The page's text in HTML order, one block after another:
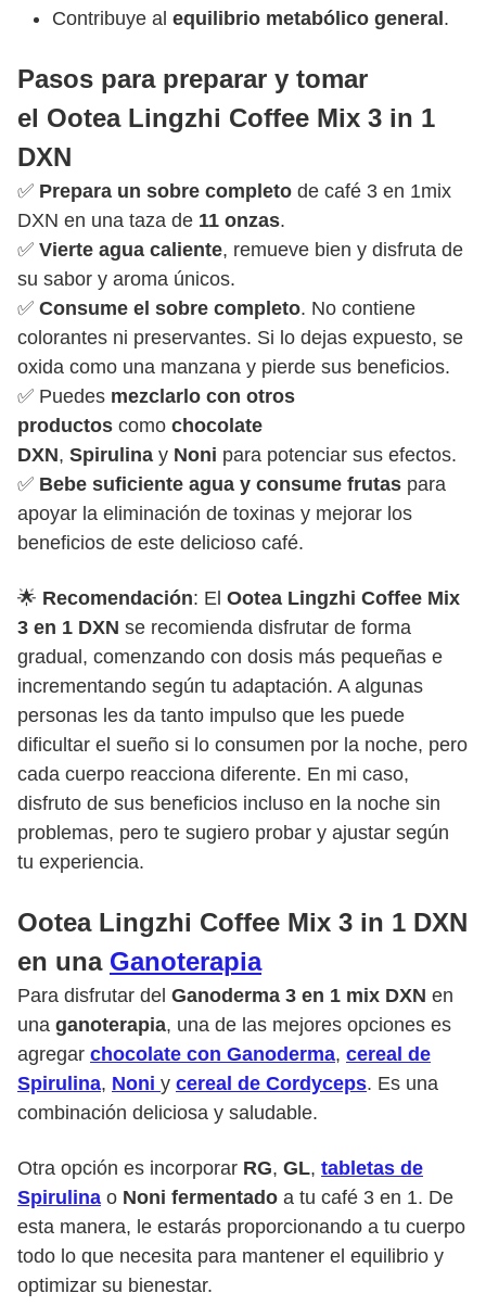
Contribuye al equilibrio metabólico general .
Pasos para preparar y tomar
el Ootea Lingzhi Coffee Mix 3 in 1
DXN
✅ Prepara un sobre completo de café 3 en 1mix
DXN en una taza de 11 onzas.
✅ Vierte agua caliente, remueve bien y disfruta de
su sabor y aroma únicos.
✅ Consume el sobre completo. No contiene
colorantes ni preservantes. Si lo dejas expuesto, se
oxida como una manzana y pierde sus beneficios.
✅ Puedes mezclarlo con otros
productos como chocolate
DXN, Spirulina y Noni para potenciar sus efectos.
✅ Bebe suficiente agua y consume frutas para
apoyar la eliminación de toxinas y mejorar los
beneficios de este delicioso café.
🌟 Recomendación: El Ootea Lingzhi Coffee Mix
3 en 1 DXN se recomienda disfrutar de forma
gradual, comenzando con dosis más pequeñas e
incrementando según tu adaptación. A algunas
personas les da tanto impulso que les puede
dificultar el sueño si lo consumen por la noche, pero
cada cuerpo reacciona diferente. En mi caso,
disfruto de sus beneficios incluso en la noche sin
problemas, pero te sugiero probar y ajustar según
tu experiencia.
Ootea Lingzhi Coffee Mix 3 in 1 DXN
en una Ganoterapia
Para disfrutar del Ganoderma 3 en 1 mix DXN en
una ganoterapia, una de las mejores opciones es
agregar chocolate con Ganoderma, cereal de
Spirulina, Noni y cereal de Cordyceps. Es una
combinación deliciosa y saludable.
Otra opción es incorporar RG, GL, tabletas de
Spirulina o Noni fermentado a tu café 3 en 1. De
esta manera, le estarás proporcionando a tu cuerpo
todo lo que necesita para mantener el equilibrio y
optimizar su bienestar.